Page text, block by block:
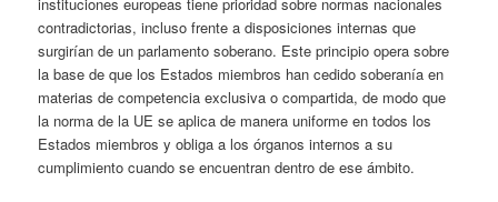
contradictorias, incluso frente a disposiciones internas que
surgirían de un parlamento soberano. Este principio opera sobre
la base de que los Estados miembros han cedido soberanía en
materias de competencia exclusiva o compartida, de modo que
la norma de la UE se aplica de manera uniforme en todos los
Estados miembros y obliga a los órganos internos a su
cumplimiento cuando se encuentran dentro de ese ámbito.